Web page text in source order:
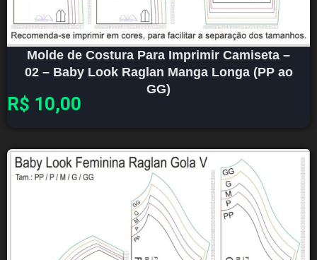
Molde de Costura Para Imprimir Camiseta –
02 – Baby Look Raglan Manga Longa (PP ao
GG)
R$ 10,00